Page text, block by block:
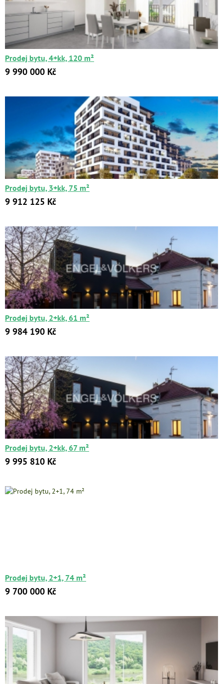
Prodej bytu, 4+kk, 120 m²
9 990 000 Kč
Prodej bytu, 3+kk, 75 m²
9 912 125 Kč
Prodej bytu, 2+kk, 61 m²
9 984 190 Kč
Prodej bytu, 2+kk, 67 m²
9 995 810 Kč
Prodej bytu, 2+1, 74 m²
9 700 000 Kč